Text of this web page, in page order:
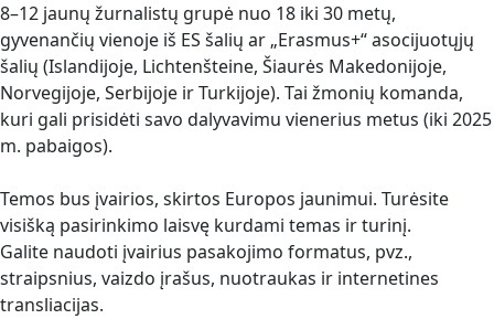
8–12 jaunų žurnalistų grupė nuo 18 iki 30 metų,
gyvenančių vienoje iš ES šalių ar „Erasmus+“ asocijuotųjų
šalių (Islandijoje, Lichtenšteine, Šiaurės Makedonijoje,
Norvegijoje, Serbijoje ir Turkijoje). Tai žmonių komanda,
kuri gali prisidėti savo dalyvavimu vienerius metus (iki 2025
m. pabaigos).
Temos bus įvairios, skirtos Europos jaunimui. Turėsite
visišką pasirinkimo laisvę kurdami temas ir turinį.
Galite naudoti įvairius pasakojimo formatus, pvz.,
straipsnius, vaizdo įrašus, nuotraukas ir internetines
transliacijas.